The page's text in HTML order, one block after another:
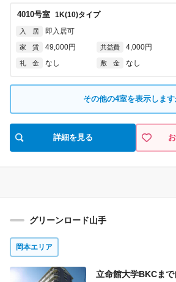
4010号室 1K(10)タイプ
入 居 即入居可
家 賃 49,000円 共益費 4,000円
礼 金 なし 敷 金 なし
タイプ
入 居 即入居可
礼 金 敷 金
即入居可
その他の4室を表示します
詳細を見る
グリーンロード山手
岡本エリア
立命館大学BKCまで